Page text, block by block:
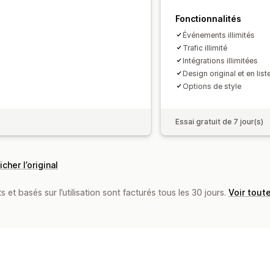
Fonctionnalités
Événements illimités
Trafic illimité
Intégrations illimitées
Design original et en
Options de style
Essai gratuit de 7 jour(s)
l’original
et basés sur l’utilisation sont facturés tous les 30 jours. Voir